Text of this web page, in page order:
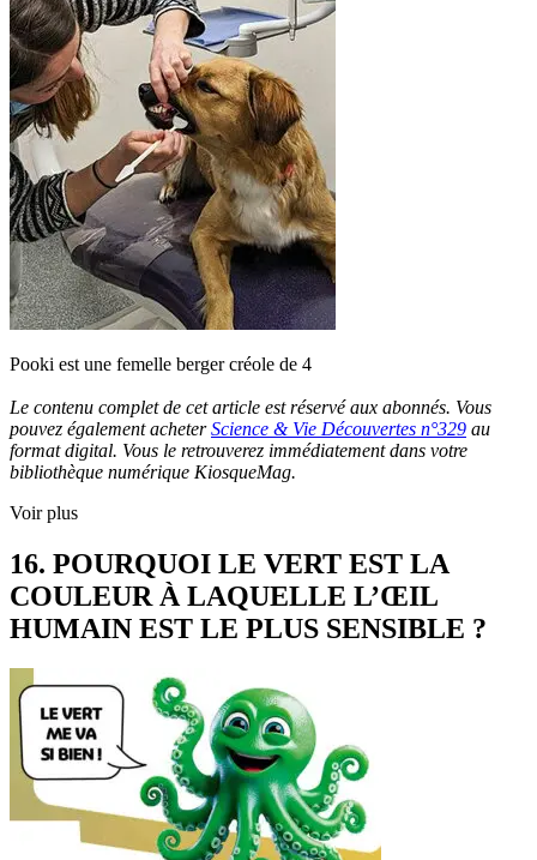
Pooki est une femelle berger créole de 4
Le contenu complet de cet article est réservé aux abonnés. Vous
pouvez également acheterScience & Vie Découvertes n°329 au
format digital. Vous le retrouverez immédiatement dans votre
bibliothèque numérique KiosqueMag.
Voir plus
16. POURQUOI LE VERT EST LA
COULEUR À LAQUELLE L’ŒIL
HUMAIN EST LE PLUS SENSIBLE ?